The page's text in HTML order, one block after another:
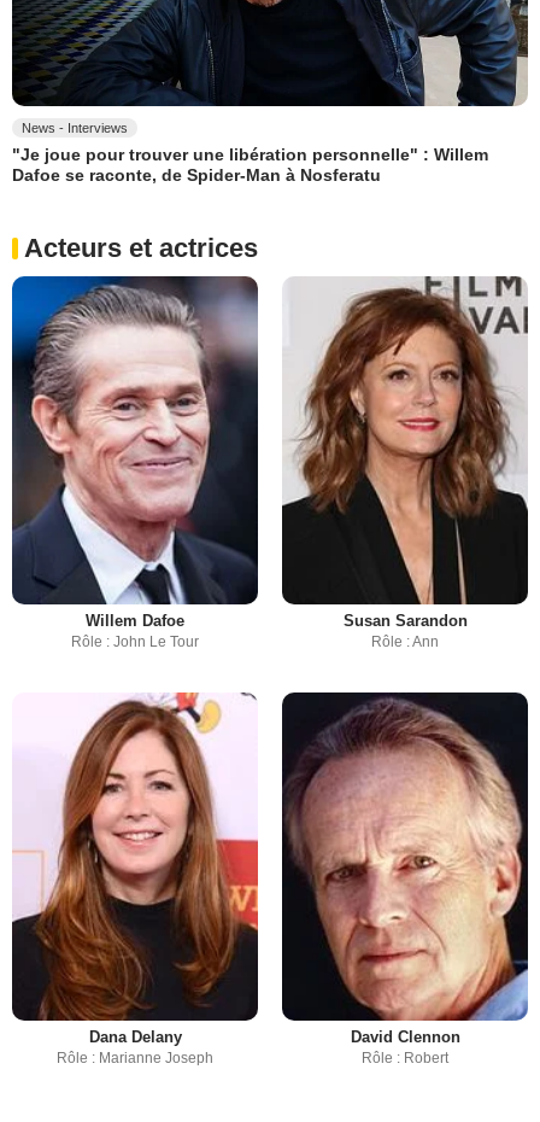
News - Interviews
"Je joue pour trouver une libération personnelle" : Willem
Dafoe se raconte, de Spider-Man à Nosferatu
Acteurs et actrices
Willem Dafoe
Rôle : John Le Tour
Susan Sarandon
Rôle : Ann
Dana Delany
Rôle : Marianne Joseph
David Clennon
Rôle : Robert